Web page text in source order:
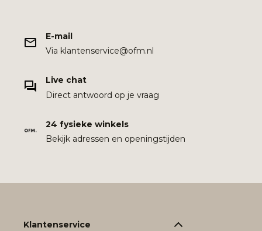
E-mail
Via klantenservice@ofm.nl
Live chat
Direct antwoord op je vraag
24 fysieke winkels
Bekijk adressen en openingstijden
Klantenservice